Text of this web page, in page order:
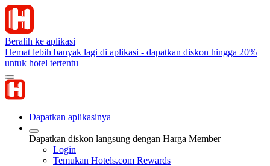
Beralih ke aplikasi
Hemat lebih banyak lagi di aplikasi - dapatkan diskon hingga 20%
untuk hotel tertentu
Dapatkan aplikasinya
Dapatkan diskon langsung dengan Harga Member
Login
Temukan Hotels.com Rewards